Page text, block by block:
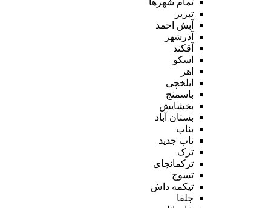
تبریز
آبش احمد
آذرشهر
آقکند
اسکو
اهر
ایلخچی
باسمنج
بخشایش
بستان آباد
بناب
ناب جدید
ترک
ترکمانچای
تسوج
تیکمه داش
جلفا